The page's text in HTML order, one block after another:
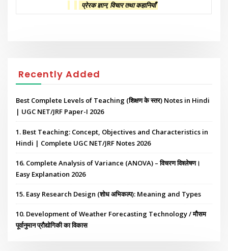
प्रेरक ज्ञान, विचार तथा कहानियाँ
Recently Added
Best Complete Levels of Teaching (शिक्षण के स्तर) Notes in Hindi
| UGC NET/JRF Paper-I 2026
1. Best Teaching: Concept, Objectives and Characteristics in
Hindi | Complete UGC NET/JRF Notes 2026
16. Complete Analysis of Variance (ANOVA) – विचरण विश्लेषण।
Easy Explanation 2026
15. Easy Research Design (शोध अभिकल्प): Meaning and Types
10. Development of Weather Forecasting Technology / मौसम
पूर्वानुमान प्रौद्योगिकी का विकास